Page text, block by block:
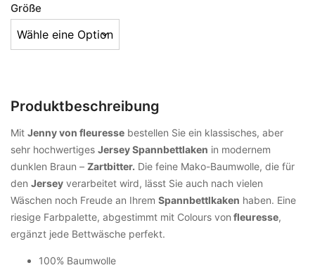
Größe
Produktbeschreibung
Mit Jenny von fleuresse bestellen Sie ein klassisches, aber
sehr hochwertiges Jersey Spannbettlaken in modernem
dunklen Braun – Zartbitter. Die feine Mako-Baumwolle, die für
den Jersey verarbeitet wird, lässt Sie auch nach vielen
Wäschen noch Freude an Ihrem Spannbettlkaken haben. Eine
riesige Farbpalette, abgestimmt mit Colours von fleuresse,
ergänzt jede Bettwäsche perfekt.
100% Baumwolle